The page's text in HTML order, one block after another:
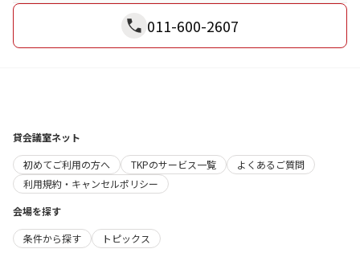
011-600-2607
貸会議室ネット
初めてご利用の方へ
TKPのサービス一覧
よくあるご質問
利用規約・キャンセルポリシー
会場を探す
条件から探す
トピックス